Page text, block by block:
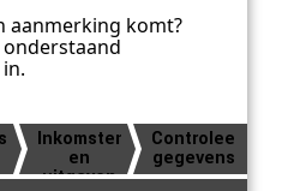
aanmerking komt?
Inkomsten
en
uitgaven
Controleer
gegevens